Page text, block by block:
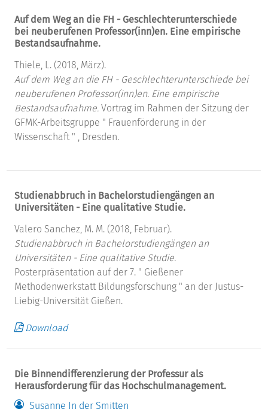
Auf dem Weg an die FH - Geschlechterunterschiede
bei neuberufenen Professor(inn)en. Eine empirische
Bestandsaufnahme.
Thiele, L. (2018, März).
Auf dem Weg an die FH - Geschlechterunterschiede bei
neuberufenen Professor(inn)en. Eine empirische
Bestandsaufnahme. Vortrag im Rahmen der Sitzung der
GFMK-Arbeitsgruppe " Frauenförderung in der
Wissenschaft " , Dresden.
Studienabbruch in Bachelorstudiengängen an
Universitäten - Eine qualitative Studie.
Valero Sanchez, M. M. (2018, Februar).
Studienabbruch in Bachelorstudiengängen an
Universitäten - Eine qualitative Studie.
Posterpräsentation auf der 7. " Gießener
Methodenwerkstatt Bildungsforschung " an der Justus-
Liebig-Universität Gießen.
Download
Die Binnendifferenzierung der Professur als
Herausforderung für das Hochschulmanagement.
Susanne In der Smitten